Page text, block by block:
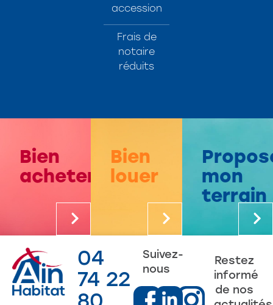
accession
Frais de
notaire
réduits
Bien
acheter
Bien
louer
mon
terrain
04
74 22
80
Suivez-
nous
Restez
informé
de nos